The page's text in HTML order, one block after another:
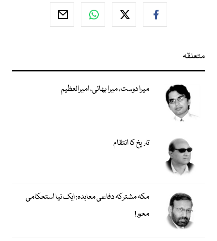
متعلقہ
میرا دوست، میرا بھائی، امیرالعظیم
تاریخ کا انتقام
مکہ مشترکہ دفاعی معاہدہ: ایک نیا استحکامی
محور!